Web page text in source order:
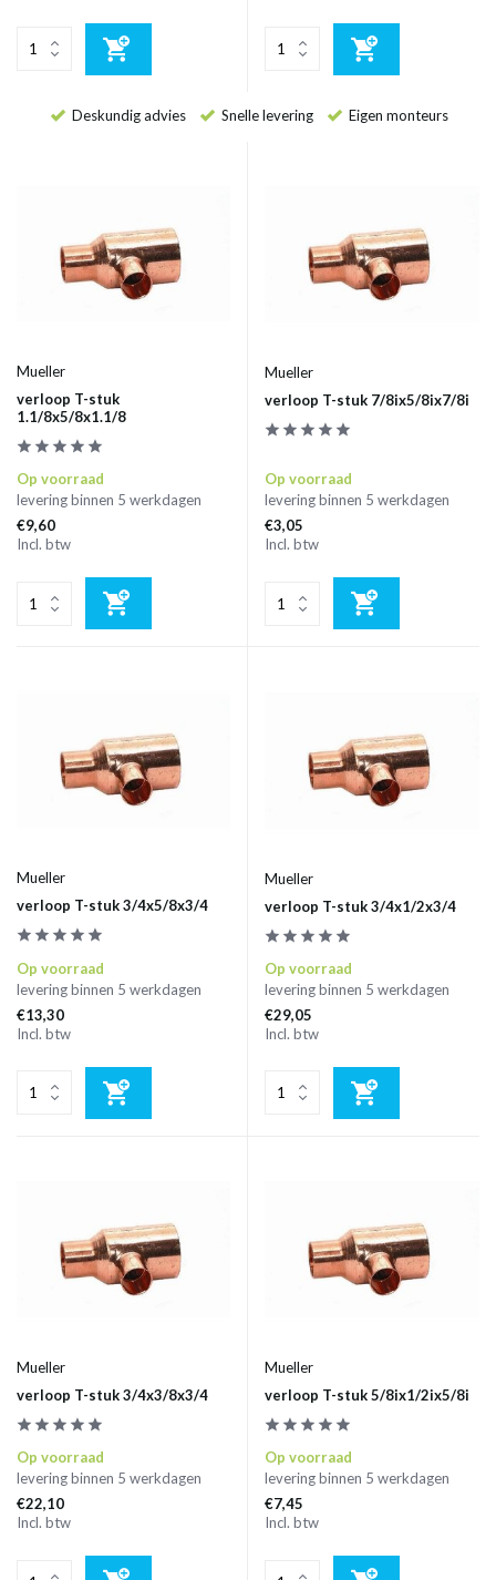
Deskundig advies Snelle levering Eigen monteurs
Mueller
verloop T-stuk
1.1/8x5/8x1.1/8
Op voorraad
levering binnen 5 werkdagen
€9,60
Incl. btw
Mueller
verloop T-stuk 7/8ix5/8ix7/8i
Op voorraad
levering binnen 5 werkdagen
€3,05
Incl. btw
Mueller
verloop T-stuk 3/4x5/8x3/4
Op voorraad
levering binnen 5 werkdagen
€13,30
Incl. btw
Mueller
verloop T-stuk 3/4x1/2x3/4
Op voorraad
levering binnen 5 werkdagen
€29,05
Incl. btw
Mueller
verloop T-stuk 3/4x3/8x3/4
Op voorraad
levering binnen 5 werkdagen
€22,10
Incl. btw
Mueller
verloop T-stuk 5/8ix1/2ix5/8i
Op voorraad
levering binnen 5 werkdagen
€7,45
Incl. btw